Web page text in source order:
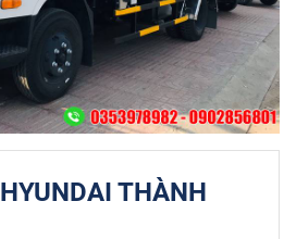
THÀNH